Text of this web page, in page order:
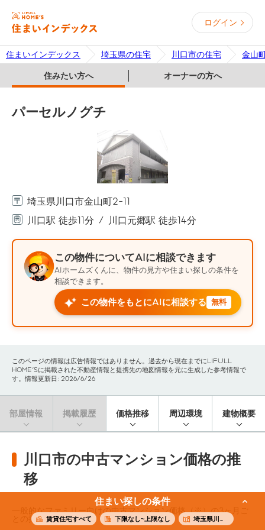
ログイン
住まいインデックス 埼玉県の住宅 川口市の住宅 金山
住みたい方へ オーナーの方へ
住まい探しの条件
賃貸住宅すべて 下限なし~上限なし 埼玉県川口市
パーセルノグチ
埼玉県川口市金山町2-11
川口駅 徒歩11分
川口元郷駅 徒歩14分
この物件についてAIに相談できます
AIホームズくんに、物件の見方や住まい探しの条件を
相談できます。
この物件をもとにAIに相談する 無料
このページの情報は広告情報ではありません。過去から現在までにLIFULL
HOME'Sに掲載された不動産情報と提携先の地図情報を元に生成した参考情報で
す。情報更新日: 2026/6/26
部屋情報 掲載履歴 価格推移 周辺環境 建物概要
川口市の中古マンション価格の推
移
一般的なファミリー向けの中古マンション価格（※）の3ヶ月ご
との推移です。